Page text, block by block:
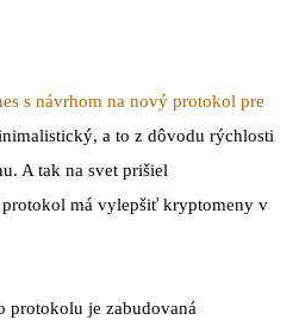
s návrhom na nový protokol pre
a to z dôvodu rýchlosti
A tak na svet prišiel
má vylepšiť kryptomeny v
protokolu je zabudovaná